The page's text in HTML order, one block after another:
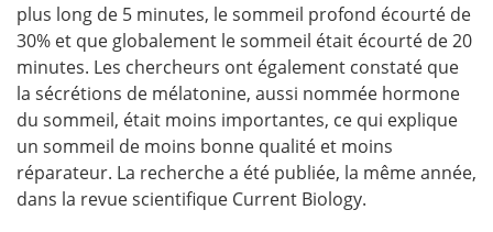
plus long de 5 minutes, le sommeil profond écourté de
30% et que globalement le sommeil était écourté de 20
minutes. Les chercheurs ont également constaté que
la sécrétions de mélatonine, aussi nommée hormone
du sommeil, était moins importantes, ce qui explique
un sommeil de moins bonne qualité et moins
réparateur. La recherche a été publiée, la même année,
dans la revue scientifique Current Biology.